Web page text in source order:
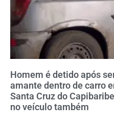
Homem é detido após
amante dentro de carro
Santa Cruz do
no veículo também